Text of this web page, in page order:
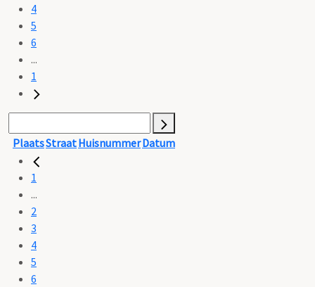
4
5
6
...
1
PlaatsStraatHuisnummerDatum
1
...
2
3
4
5
6